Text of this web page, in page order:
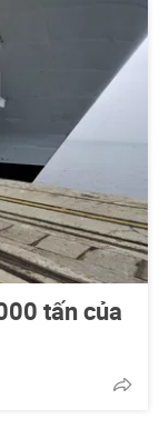
tấn của